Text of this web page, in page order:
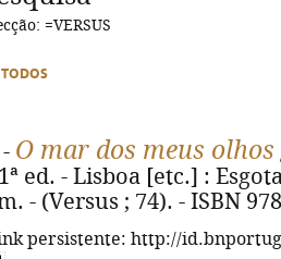
=VERSUS
O mar dos meus olhos
ed. - Lisboa [etc.] :
- (Versus ; 74). - ISBN
persistente: http://